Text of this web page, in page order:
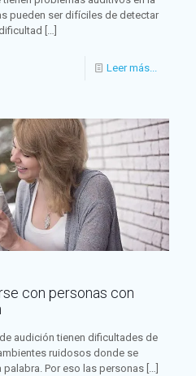
pueden ser difíciles de detectar
[…]
Leer más...
con personas con
audición tienen dificultades de
ruidosos donde se
Por eso las personas […]